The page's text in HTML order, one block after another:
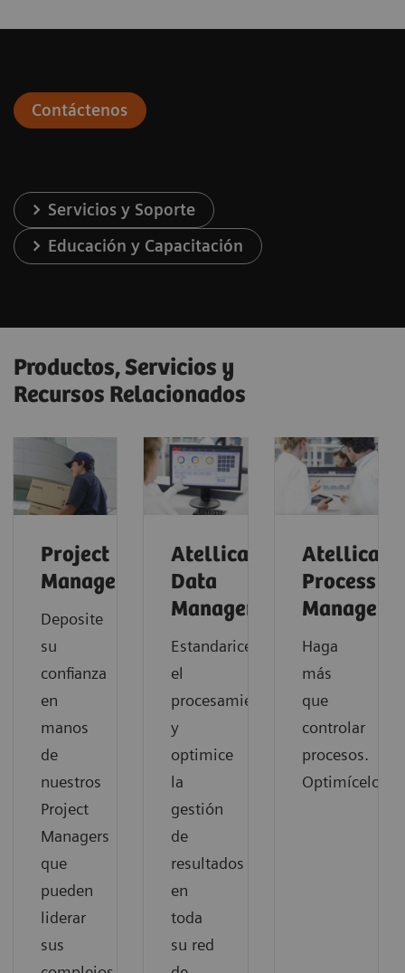
Contáctenos
Servicios y Soporte
Educación y Capacitación
Productos, Servicios y
Recursos Relacionados
Project
Management
Deposite
su
confianza
en
manos
de
nuestros
Project
Managers
que
pueden
liderar
sus
Atellica
Data
Manager
Estandarice
el
procesamiento
y
optimice
la
gestión
de
resultados
en
toda
su red
Atellica
Process
Manager
Haga
más
que
controlar
procesos.
Optimícelos.